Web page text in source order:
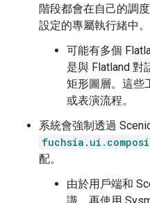
階段都會在自己的調
設定的專屬執行緒中。
可能有多個
是與 Flatland 對
矩形圖層。這些
或表演流程。
系統會強制透過
配。
由於用戶端和